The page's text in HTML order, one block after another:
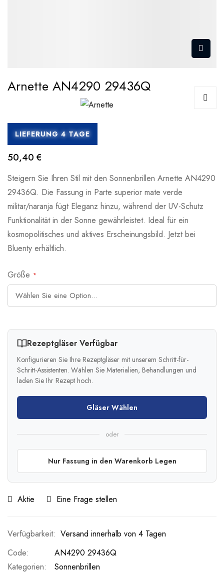
Arnette AN4290 29436Q
LIEFERUNG 4 TAGE
50,40 €
Steigern Sie Ihren Stil mit den Sonnenbrillen Arnette AN4290
29436Q. Die Fassung in Parte superior mate verde
militar/naranja fügt Eleganz hinzu, während der UV-Schutz
Funktionalität in der Sonne gewährleistet. Ideal für ein
kosmopolitisches und aktives Erscheinungsbild. Jetzt bei
Bluenty erhältlich.
Größe
Rezeptgläser Verfügbar
Konfigurieren Sie Ihre Rezeptgläser mit unserem Schritt-für-
Schritt-Assistenten. Wählen Sie Materialien, Behandlungen und
laden Sie Ihr Rezept hoch.
Gläser Wählen
oder
Nur Fassung in den Warenkorb Legen
Aktie Eine Frage stellen
Versand innerhalb von 4 Tagen
Code
AN4290 29436Q
Kategorien:
Sonnenbrillen